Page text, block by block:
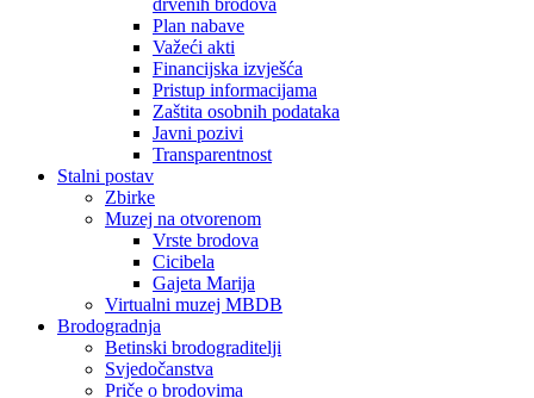
drvenih brodova
Plan nabave
Važeći akti
Financijska izvješća
Pristup informacijama
Zaštita osobnih podataka
Javni pozivi
Transparentnost
Stalni postav
Zbirke
Muzej na otvorenom
Vrste brodova
Cicibela
Gajeta Marija
Virtualni muzej MBDB
Brodogradnja
Betinski brodograditelji
Svjedočanstva
Priče o brodovima